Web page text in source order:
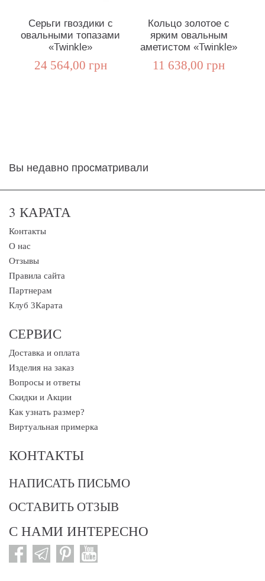
Серьги гвоздики с
овальными топазами
«Twinkle»
24 564,00 грн
Кольцо золотое с
ярким овальным
аметистом «Twinkle»
11 638,00 грн
Вы недавно просматривали
3 КАРАТА
Контакты
О нас
Отзывы
Правила сайта
Партнерам
Клуб 3Карата
СЕРВИС
Доставка и оплата
Изделия на заказ
Вопросы и ответы
Скидки и Акции
Как узнать размер?
Виртуальная примерка
КОНТАКТЫ
НАПИСАТЬ ПИСЬМО
ОСТАВИТЬ ОТЗЫВ
С НАМИ ИНТЕРЕСНО